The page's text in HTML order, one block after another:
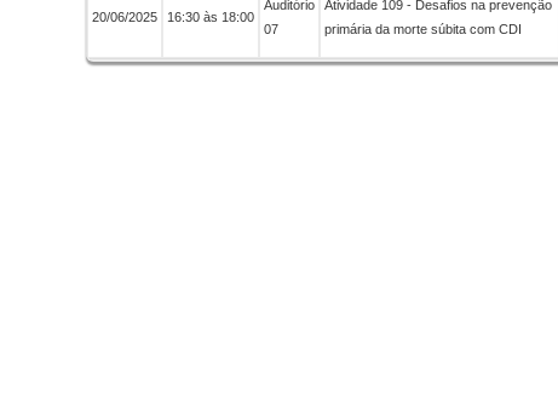
20/06/2025 16:30 às 18:00
Auditório
07
Atividade 109 - Desafios na prevenção
primária da morte súbita com CDI